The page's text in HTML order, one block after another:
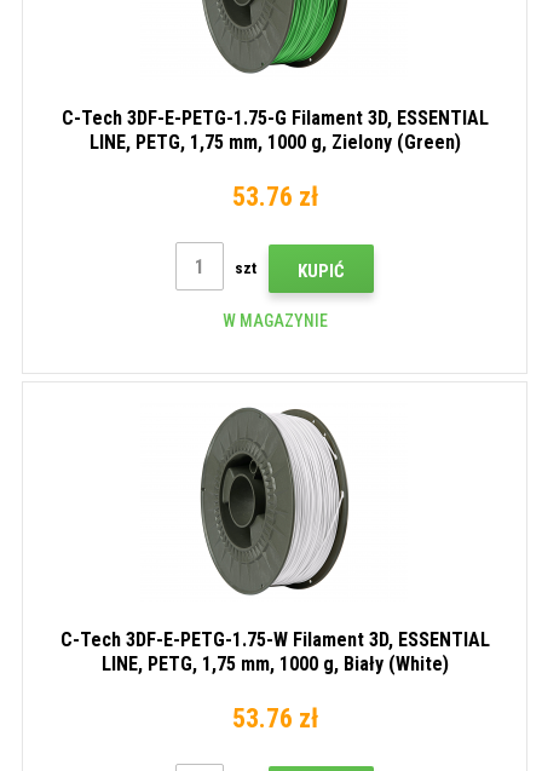
C-Tech 3DF-E-PETG-1.75-G Filament 3D, ESSENTIAL
LINE, PETG, 1,75 mm, 1000 g, Zielony (Green)
53.76 zł
szt KUPIĆ
W MAGAZYNIE
C-Tech 3DF-E-PETG-1.75-W Filament 3D, ESSENTIAL
LINE, PETG, 1,75 mm, 1000 g, Biały (White)
53.76 zł